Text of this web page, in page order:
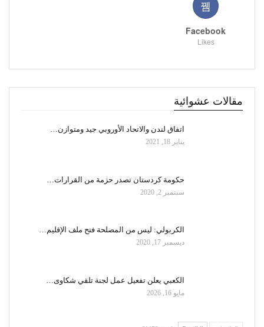
Facebook
Likes
مقالات عشوائية
اتفاق لندن والاتحاد الأوروبي جيد ومتوازن…
يناير 18, 2021
حكومة كردستان تصدر حزمة من القرارات…
سبتمبر 2, 2020
الكربولي: ليس من المصلحة فتح ملف الإقليم…
ديسمبر 17, 2020
الكعبي يعلن تفعيل عمل لجنة تلقي شكاوى…
مايو 16, 2026